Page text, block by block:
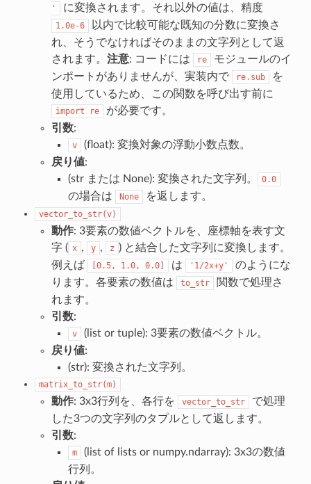
'
に変換されます。それ以外の値は、精度
1.0e-6
以内で比較可能な既知の分数に変換さ
れ、そうでなければそのままの文字列として返
されます。 注意: コードには re
モジュールのイ
ンポートがありませんが、実装内で
re.sub
を
使用しているため、この関数を呼び出す前に
import re
が必要です。
引数:
v
(float): 変換対象の浮動小数点数。
戻り値:
(str または None): 変換された文字列。
0.0
の場合は None を返します。
vector_to_str(v)
動作: 3要素の数値ベクトルを、座標軸を表す文
字 ( x , y , z ) と結合した文字列に変換します。
例えば
[0.5, 1.0, 0.0] は '1/2x+y'
のようにな
ります。各要素の数値は
to_str
関数で処理さ
れます。
引数:
v
(list or tuple): 3要素の数値ベクトル。
戻り値:
(str): 変換された文字列。
matrix_to_str(m)
動作: 3x3行列を、各行を vector_to_str
で処理
した3つの文字列のタプルとして返します。
引数:
m
(list of lists or numpy.ndarray): 3x3の数値
行列。